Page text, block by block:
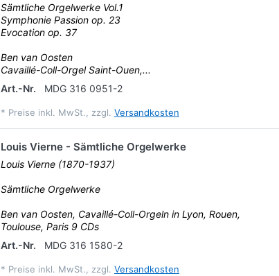
Sämtliche Orgelwerke Vol.1
Symphonie Passion op. 23
Evocation op. 37
Ben van Oosten
Cavaillé-Coll-Orgel Saint-Ouen,...
Art.-Nr.
MDG 316 0951-2
* Preise inkl. MwSt., zzgl. Versandkosten
Louis Vierne - Sämtliche Orgelwerke
Louis Vierne (1870-1937)
Sämtliche Orgelwerke
Ben van Oosten, Cavaillé-Coll-Orgeln in Lyon, Rouen,
Toulouse, Paris 9 CDs
Art.-Nr.
MDG 316 1580-2
* Preise inkl. MwSt., zzgl. Versandkosten